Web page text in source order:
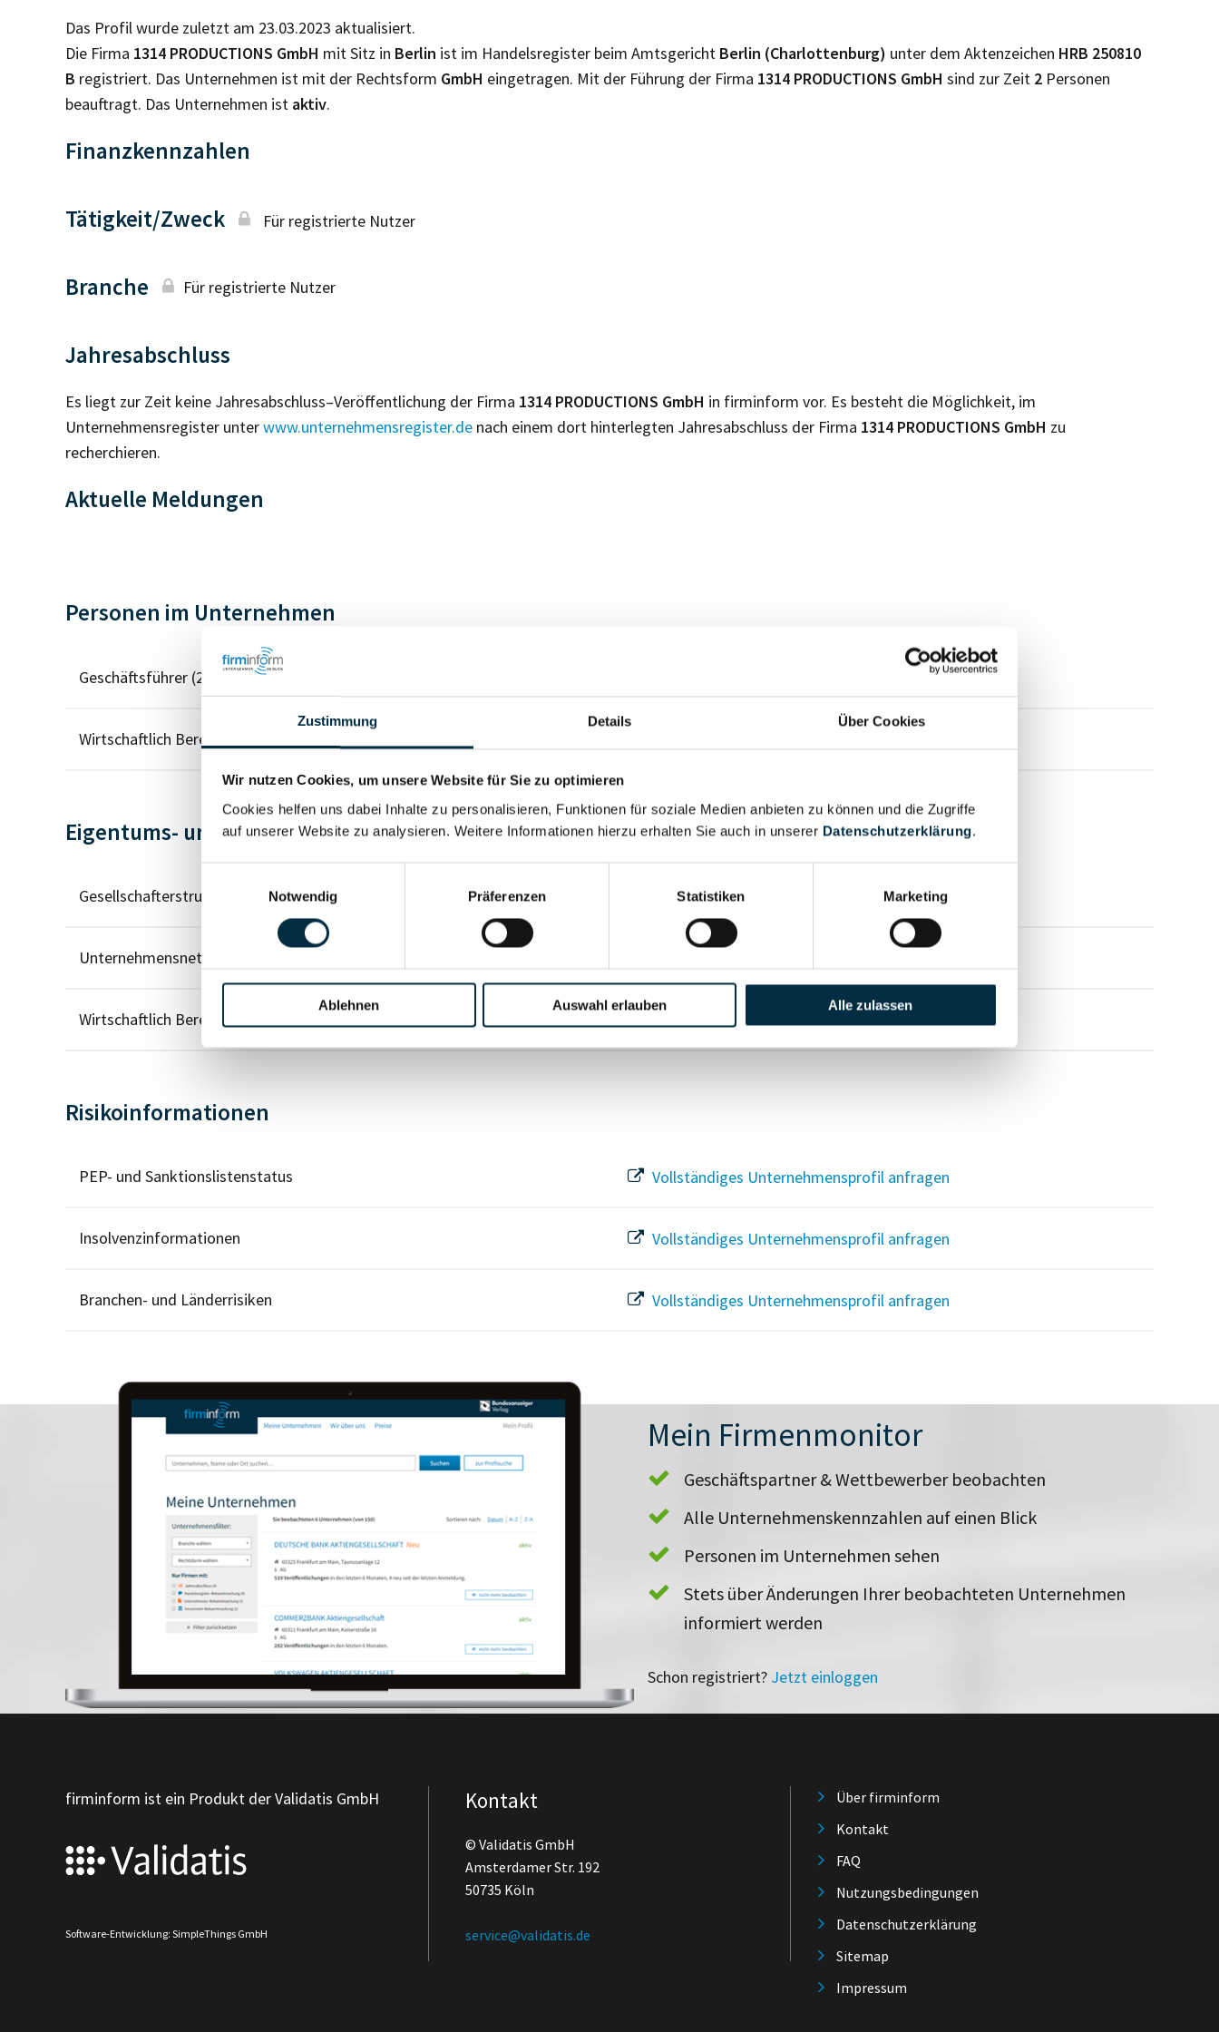
Zustimmung Details Über Cookies
Wir nutzen Cookies, um unsere Website für Sie zu optimieren
Cookies helfen uns dabei Inhalte zu personalisieren, Funktionen für soziale Medien anbieten zu können und die Zugriffe
auf unserer Website zu analysieren. Weitere Informationen hierzu erhalten Sie auch in unserer Datenschutzerklärung.
Notwendig
Präferenzen Statistiken Marketing
Ablehnen Auswahl erlauben Alle zulassen
Das Profil wurde zuletzt am 23.03.2023 aktualisiert.
Die Firma 1314 PRODUCTIONS GmbH mit Sitz in Berlin ist im Handelsregister beim Amtsgericht Berlin (Charlottenburg) unter dem Aktenzeichen HRB 250810
B registriert. Das Unternehmen ist mit der Rechtsform GmbH eingetragen. Mit der Führung der Firma 1314 PRODUCTIONS GmbH sind zur Zeit 2 Personen
beauftragt. Das Unternehmen ist aktiv.
Finanzkennzahlen
Tätigkeit/Zweck Für registrierte Nutzer
Branche Für registrierte Nutzer
Jahresabschluss
Es liegt zur Zeit keine Jahresabschluss–Veröffentlichung der Firma 1314 PRODUCTIONS GmbH in firminform vor. Es besteht die Möglichkeit, im
Unternehmensregister unterwww.unternehmensregister.de nach einem dort hinterlegten Jahresabschluss der Firma 1314 PRODUCTIONS GmbH zu
recherchieren.
Aktuelle Meldungen
Personen im Unternehmen
Geschäftsführer (2)
Wirtschaftlich Berechtigter
Eigentums- und Kontrollstruktur
Gesellschafterstruktur Vollständiges Unternehmensprofil anfragen
Unternehmensnetzwerk
Wirtschaftlich Berechtigten Pfad Vollständiges Unternehmensprofil anfragen
Risikoinformationen
PEP- und Sanktionslistenstatus Vollständiges Unternehmensprofil anfragen
Insolvenzinformationen Vollständiges Unternehmensprofil anfragen
Branchen- und Länderrisiken Vollständiges Unternehmensprofil anfragen
Mein Firmenmonitor
Geschäftspartner & Wettbewerber beobachten
Alle Unternehmenskennzahlen auf einen Blick
Personen im Unternehmen sehen
Stets über Änderungen Ihrer beobachteten Unternehmen
informiert werden
Schon registriert? Jetzt einloggen
firminform ist ein Produkt der Validatis GmbH
Software-Entwicklung: SimpleThings GmbH
Kontakt
© Validatis GmbH
Amsterdamer Str. 192
50735 Köln
service@validatis.de
Über firminform
Kontakt
FAQ
Nutzungsbedingungen
Datenschutzerklärung
Sitemap
Impressum